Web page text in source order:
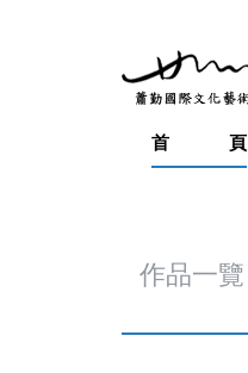
首 頁
作品一覽